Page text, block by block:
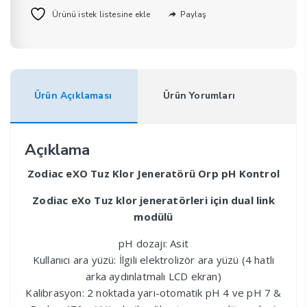
Ürünü istek listesine ekle Paylaş
Ürün Açıklaması Ürün Yorumları
Açıklama
Zodiac eXO Tuz Klor Jeneratörü Orp pH Kontrol
Zodiac eXo Tuz klor jeneratörleri için dual link
modülü
pH dozajı: Asit
Kullanıcı ara yüzü: İlgili elektrolizör ara yüzü (4 hatlı
arka aydınlatmalı LCD ekran)
Kalibrasyon: 2 noktada yarı-otomatik pH 4 ve pH 7 &